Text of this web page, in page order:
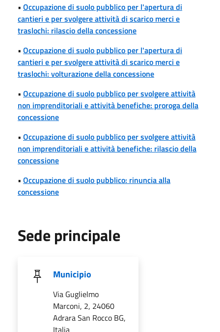
• Occupazione di suolo pubblico per l'apertura di
cantieri e per svolgere attività di scarico merci e
traslochi: rilascio della concessione
• Occupazione di suolo pubblico per l'apertura di
cantieri e per svolgere attività di scarico merci e
traslochi: volturazione della concessione
• Occupazione di suolo pubblico per svolgere attività
non imprenditoriali e attività benefiche: proroga della
concessione
• Occupazione di suolo pubblico per svolgere attività
non imprenditoriali e attività benefiche: rilascio della
concessione
• Occupazione di suolo pubblico: rinuncia alla
concessione
Sede principale
Municipio
Via Guglielmo
Marconi, 2, 24060
Adrara San Rocco BG,
Italia